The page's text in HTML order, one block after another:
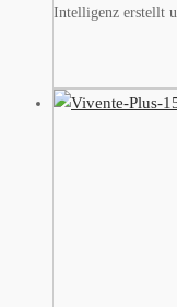
Intelligenz erstellt